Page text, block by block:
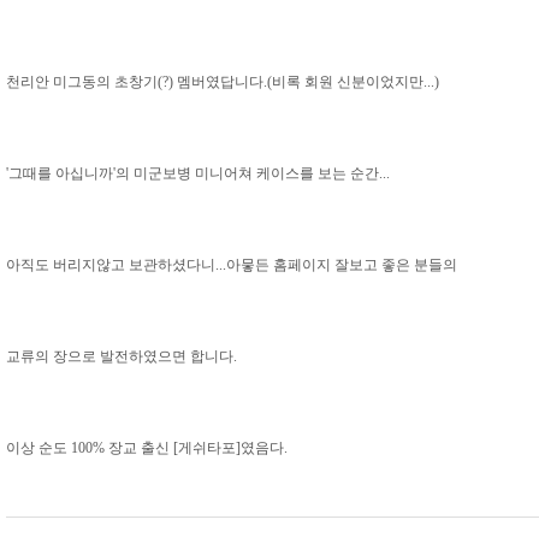
천리안 미그동의 초창기(?) 멤버였답니다.(비록 회원 신분이었지만...)
'그때를 아십니까'의 미군보병 미니어쳐 케이스를 보는 순간...
아직도 버리지않고 보관하셨다니...아뭏든 홈페이지 잘보고 좋은 분들의
교류의 장으로 발전하였으면 합니다.
이상 순도 100% 장교 출신 [게쉬타포]였음다.